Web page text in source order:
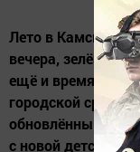
Лето в Камских
вечера, зелёные
ещё и время,
городской среде.
обновлённым
с новой детской